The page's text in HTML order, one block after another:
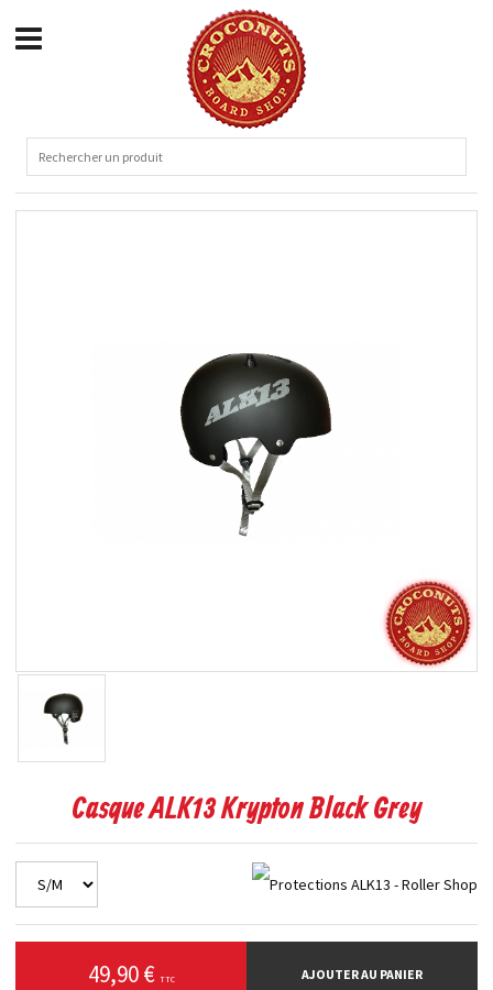
Casque ALK13 Krypton Black Grey
49,90 € TTC AJOUTER AU PANIER